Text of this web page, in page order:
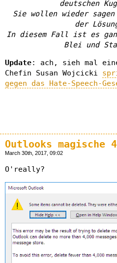
deutschen
Sie wollen wieder sagen
der
In diesem Fall ist es
Blei und
Update: ach, sieh mal
Chefin Susan Wojcicki
gegen das Hate-Speech-
Outlooks magische
March 30th, 2017, 09:02
O'really?